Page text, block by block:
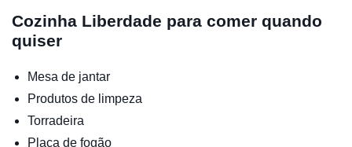
Cozinha Liberdade para comer quando
quiser
Mesa de jantar
Produtos de limpeza
Torradeira
Placa de fogão